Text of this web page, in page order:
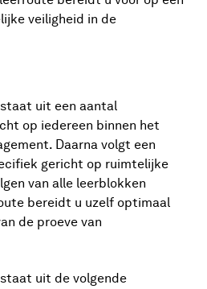
veiligheid in de
uit een aantal
op iedereen binnen het
Daarna volgt een
gericht op ruimtelijke
van alle leerblokken
bereidt u uzelf optimaal
de proeve van
uit de volgende